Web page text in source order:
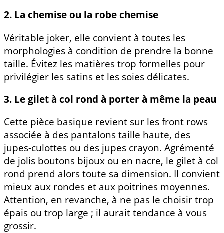
2. La chemise ou la robe chemise
Véritable joker, elle convient à toutes les
morphologies à condition de prendre la bonne
taille. Évitez les matières trop formelles pour
privilégier les satins et les soies délicates.
3. Le gilet à col rond à porter à même la peau
Cette pièce basique revient sur les front rows
associée à des pantalons taille haute, des
jupes-culottes ou des jupes crayon. Agrémenté
de jolis boutons bijoux ou en nacre, le gilet à col
rond prend alors toute sa dimension. Il convient
mieux aux rondes et aux poitrines moyennes.
Attention, en revanche, à ne pas le choisir trop
épais ou trop large ; il aurait tendance à vous
grossir.